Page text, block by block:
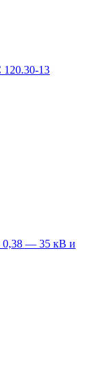
120.30-13
0,38 — 35 кВ и